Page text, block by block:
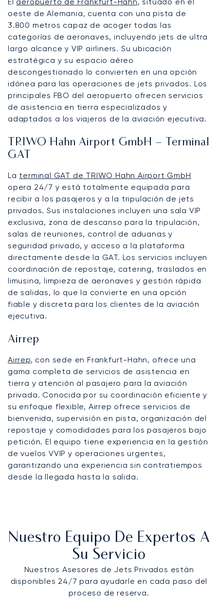
oeste de Alemania, cuenta con una pista de
3.800 metros capaz de acoger todas las
categorías de aeronaves, incluyendo jets de ultra
largo alcance y VIP airliners. Su ubicación
estratégica y su espacio aéreo
descongestionado lo convierten en una opción
idónea para las operaciones de jets privados. Los
principales FBO del aeropuerto ofrecen servicios
de asistencia en tierra especializados y
adaptados a los viajeros de la aviación ejecutiva.
TRIWO Hahn Airport GmbH – Terminal
GAT
La terminal GAT de TRIWO Hahn Airport GmbH
opera 24/7 y está totalmente equipada para
recibir a los pasajeros y a la tripulación de jets
privados. Sus instalaciones incluyen una sala VIP
exclusiva, zona de descanso para la tripulación,
salas de reuniones, control de aduanas y
seguridad privado, y acceso a la plataforma
directamente desde la GAT. Los servicios incluyen
coordinación de repostaje, catering, traslados en
limusina, limpieza de aeronaves y gestión rápida
de salidas, lo que la convierte en una opción
fiable y discreta para los clientes de la aviación
ejecutiva.
Airrep
Airrep, con sede en Frankfurt-Hahn, ofrece una
gama completa de servicios de asistencia en
tierra y atención al pasajero para la aviación
privada. Conocida por su coordinación eficiente y
su enfoque flexible, Airrep ofrece servicios de
bienvenida, supervisión en pista, organización del
repostaje y comodidades para los pasajeros bajo
petición. El equipo tiene experiencia en la gestión
de vuelos VVIP y operaciones urgentes,
garantizando una experiencia sin contratiempos
desde la llegada hasta la salida.
Nuestro Equipo De Expertos A
Su Servicio
Nuestros Asesores de Jets Privados están
disponibles 24/7 para ayudarle en cada paso del
proceso de reserva.